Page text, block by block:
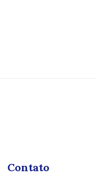
Contato